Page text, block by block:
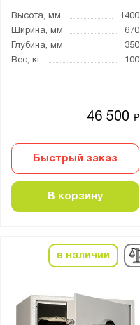
Высота, мм
1400
Ширина, мм
670
Глубина, мм
350
Вес, кг
100
46 500₽
Быстрый заказ
В корзину
в наличии
ПК
СО
Сапсан
Сафари
Стрелец
Филин
Форт